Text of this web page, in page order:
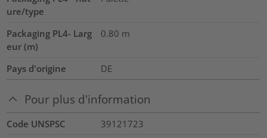
ure/type
Packaging PL4- Larg
eur (m)
0.80 m
Pays d'origine DE
Pour plus d'information
Code UNSPSC
39121723